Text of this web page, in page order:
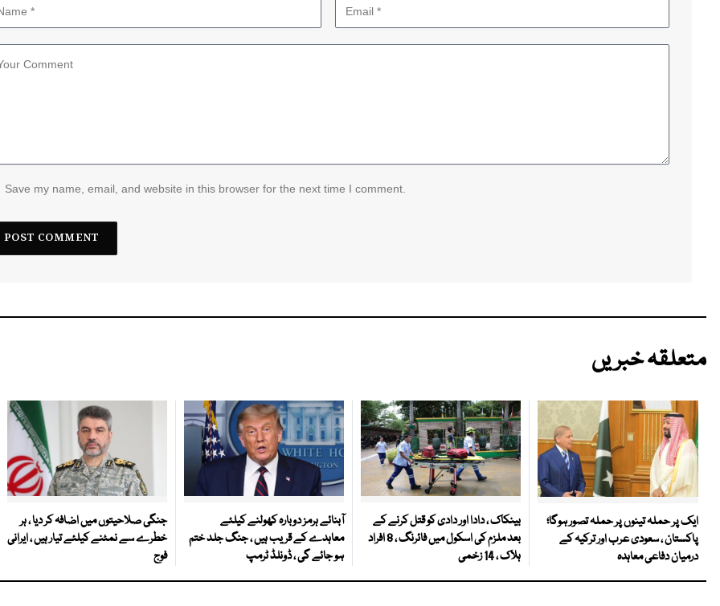
Save my name, email, and website in this browser for the next time I comment.
متعلقہ خبریں
ایک پر حملہ تینوں پر حملہ تصور ہوگا؛
پاکستان ، سعودی عرب اور ترکیہ کے
درمیان دفاعی معاہدہ
بینکاک ، دادا اور دادی کو قتل کرنے کے
بعد ملزم کی اسکول میں فائرنگ ، 8 افراد
ہلاک ، 14 زخمی
آبنائے ہرمز دوبارہ کھولنے کیلئے
معاہدے کے قریب ہیں ، جنگ جلد ختم
ہو جائے گی ، ڈونلڈ ٹرمپ
جنگی صلاحیتوں میں اضافہ کر دیا ، ہر
خطرے سے نمٹنے کیلئے تیار ہیں ، ایرانی
فوج